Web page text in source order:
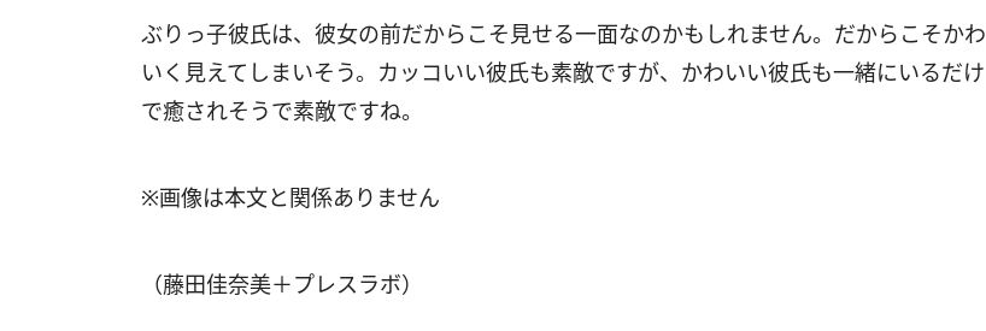
ぶりっ子彼氏は、彼女の前だからこそ見せる一面なのかもしれません。だからこそかわ
いく見えてしまいそう。カッコいい彼氏も素敵ですが、かわいい彼氏も一緒にいるだけ
で癒されそうで素敵ですね。
※画像は本文と関係ありません
（藤田佳奈美＋プレスラボ）